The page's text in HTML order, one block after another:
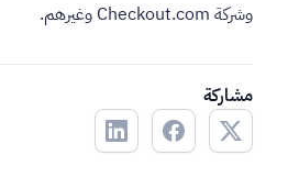
وشركة Checkout.com وغيرهم.
مشاركة